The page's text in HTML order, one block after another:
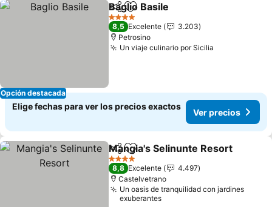
Opción destacada
CompartirAgregar a favoritos
Baglio Basile
4 Estrellas
8,5 Excelente
3.203
Petrosino
Un viaje culinario por Sicilia
Elige fechas para ver los precios exactos
Ver precios
CompartirAgregar a favoritos
Mangia's Selinunte Resort
4 Estrellas
8,8 Excelente
4.497
Castelvetrano
Un oasis de tranquilidad con jardines
exuberantes